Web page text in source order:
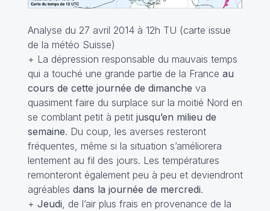
Analyse du 27 avril 2014 à 12h TU (carte issue
de la météo Suisse)
+ La dépression responsable du mauvais temps
qui a touché une grande partie de la France au
cours de cette journée de dimanche va
quasiment faire du surplace sur la moitié Nord en
se comblant petit à petit jusqu’en milieu de
semaine. Du coup, les averses resteront
fréquentes, même si la situation s’améliorera
lentement au fil des jours. Les températures
remonteront également peu à peu et deviendront
agréables dans la journée de mercredi.
+ Jeudi , de l’air plus frais en provenance de la